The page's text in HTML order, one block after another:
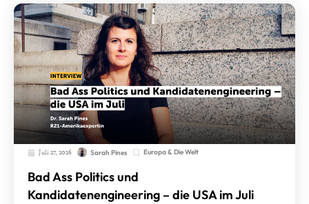
Juli 27, 2026 Sarah Pines Europa & Die Welt
Bad Ass Politics und
Kandidatenengineering – die USA im Juli